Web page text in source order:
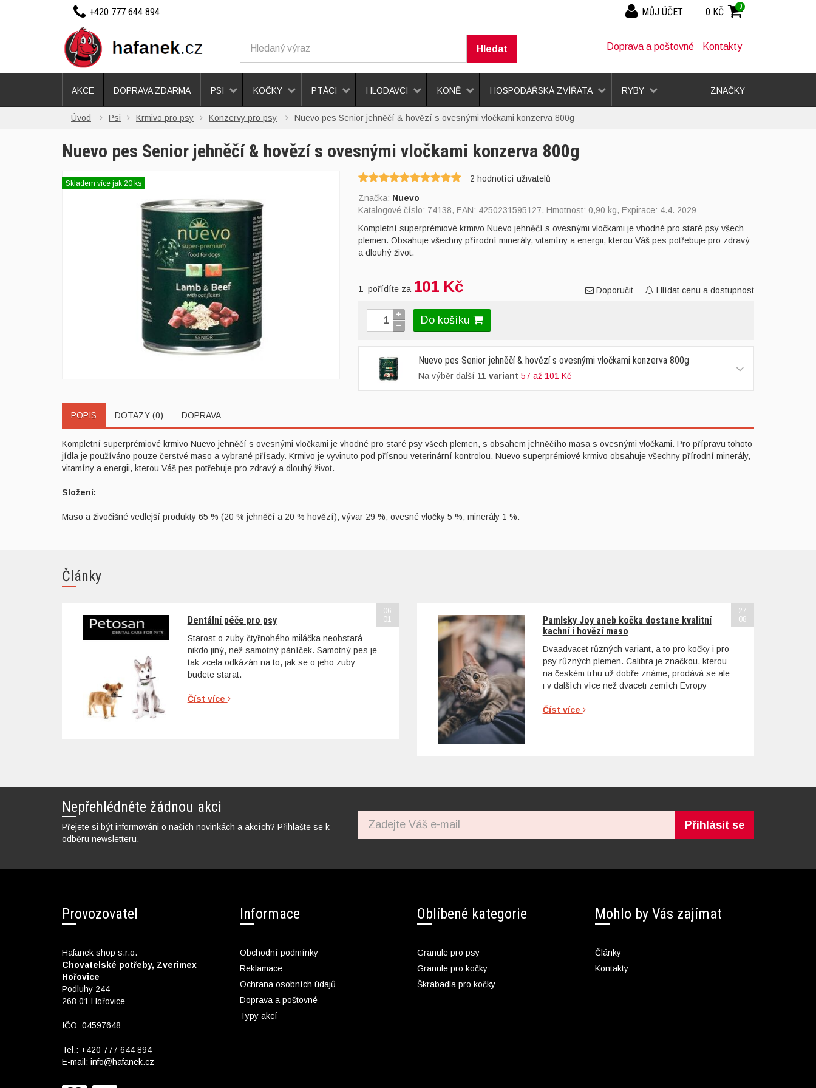
Hledat Doprava a poštovné Kontakty
Úvod Psi Krmivo pro psy Konzervy pro psy Nuevo pes Senior jehněčí & hovězí s ovesnými vločkami konzerva 800g
Nuevo pes Senior jehněčí & hovězí s ovesnými vločkami konzerva 800g
Skladem více jak 20 ks 2 hodnotící uživatelů
Značka: Nuevo
Katalogové číslo: 74138, EAN: 4250231595127, Hmotnost: 0,90 kg, Expirace: 4.4. 2029
Kompletní superprémiové krmivo Nuevo jehněčí s ovesnými vločkami je vhodné pro staré psy všech
plemen. Obsahuje všechny přírodní minerály, vitamíny a energii, kterou Váš pes potřebuje pro zdravý
a dlouhý život.
Doporučit Hlídat cenu a dostupnost
1 pořídíte za 101 Kč
Do košíku
Nuevo pes Senior jehněčí & hovězí s ovesnými vločkami konzerva 800g
Na výběr další 11 variant 57 až 101 Kč
POPIS DOTAZY (0) DOPRAVA
Kompletní superprémiové krmivo Nuevo jehněčí s ovesnými vločkami je vhodné pro staré psy všech plemen, s obsahem jehněčího masa s ovesnými vločkami. Pro přípravu tohoto
jídla je používáno pouze čerstvé maso a vybrané přísady. Krmivo je vyvinuto pod přísnou veterinární kontrolou. Nuevo superprémiové krmivo obsahuje všechny přírodní minerály,
vitamíny a energii, kterou Váš pes potřebuje pro zdravý a dlouhý život.
Složení:
Maso a živočišné vedlejší produkty 65 % (20 % jehněčí a 20 % hovězí), vývar 29 %, ovesné vločky 5 %, minerály 1 %.
Články
Dentální péče pro psy
Starost o zuby čtyřnohého miláčka neobstará
nikdo jiný, než samotný páníček. Samotný pes je
tak zcela odkázán na to, jak se o jeho zuby
budete starat.
Číst více
06
01
Pamlsky Joy aneb kočka dostane kvalitní
kachní i hovězí maso
Dvaadvacet různých variant, a to pro kočky i pro
psy různých plemen. Calibra je značkou, kterou
na českém trhu už dobře známe, prodává se ale
i v dalších více než dvaceti zemích Evropy
Číst více
27
08
Nepřehlédněte žádnou akci
Přejete si být informováni o našich novinkách a akcích? Přihlašte se k
odběru newsletteru.
Přihlásit se
Provozovatel
Hafanek shop s.r.o.
Chovatelské potřeby, Zverimex
Hořovice
Podluhy 244
268 01 Hořovice
IČO: 04597648
Tel.: +420 777 644 894
E-mail: info@hafanek.cz
Informace
Obchodní podmínky
Reklamace
Ochrana osobních údajů
Doprava a poštovné
Typy akcí
Oblíbené kategorie
Granule pro psy
Granule pro kočky
Škrabadla pro kočky
Mohlo by Vás zajímat
Články
Kontakty
AKCE DOPRAVA ZDARMA PSI KOČKY PTÁCI HLODAVCI KONĚ HOSPODÁŘSKÁ ZVÍŘATA RYBY ZNAČKY
0 KČ 0
MŮJ ÚČET
+420 777 644 894